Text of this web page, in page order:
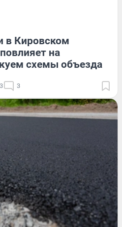
в Кировском
на
схемы объезда
3